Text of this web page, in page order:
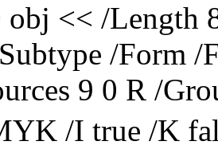
obj << /Length
/Form /
9 0 R /
/I true /K